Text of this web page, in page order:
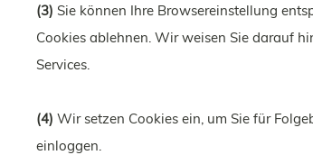
(3) Sie können Ihre Browsereinstellung
Cookies ablehnen. Wir weisen Sie darauf
Services.
(4) Wir setzen Cookies ein, um Sie für
einloggen.